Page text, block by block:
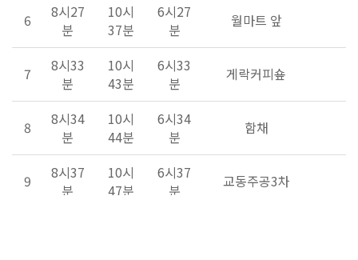
6
8시27
분
10시
37분
6시27
분
월마트 앞
7
8시33
분
10시
43분
6시33
분
게락커피숖
8
8시34
분
10시
44분
6시34
분
함채
9
8시37
분
10시
47분
6시37
분
교동주공3차